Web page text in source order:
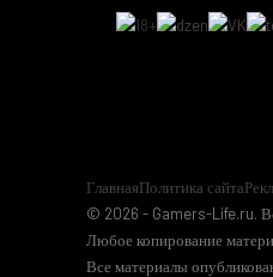
ГлавнаяПолитика сайта
© 2026 - Gamers-Life.ru.
Любое копирование
Все материалы